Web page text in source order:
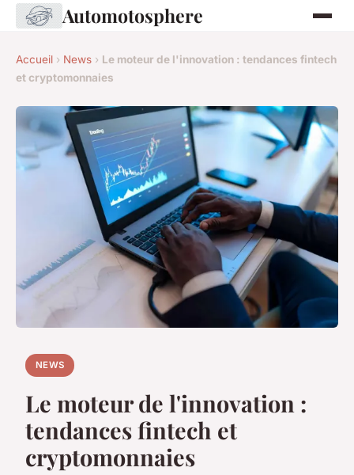
Automotosphere
Accueil › News › Le moteur de l'innovation : tendances fintech
et cryptomonnaies
NEWS
Le moteur de l'innovation :
tendances fintech et
cryptomonnaies